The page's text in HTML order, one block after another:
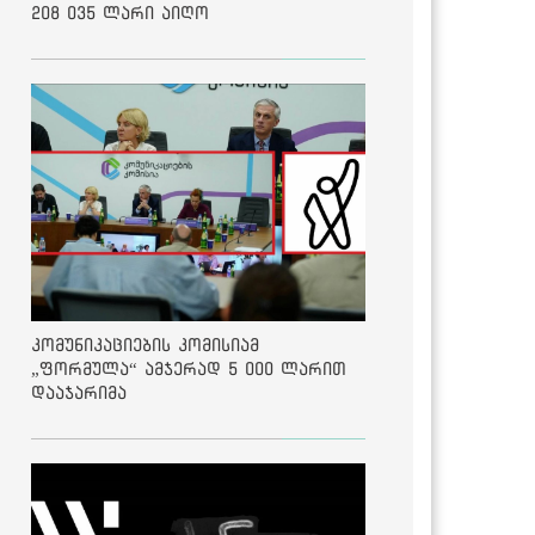
208 035 ლარი აიღო
კომუნიკაციების კომისიამ
„ფორმულა“ ამჯერად 5 000 ლარით
დააჯარიმა